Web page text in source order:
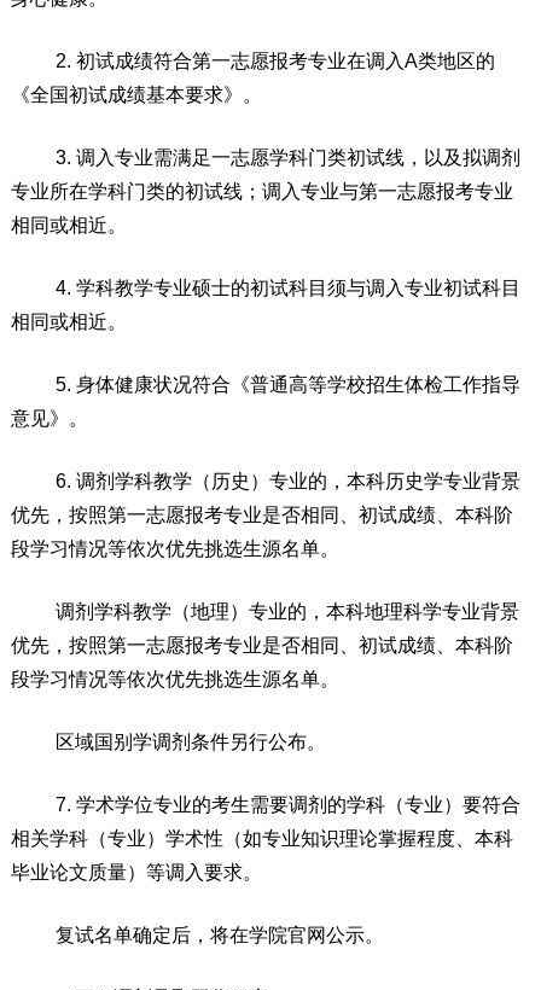
2. 初试成绩符合第一志愿报考专业在调 入A类地区的
《全国初试成绩基本要求》。
3. 调入专业需满足一志愿学科门类初试线，以及拟调剂
专业所在学科门类的初试线；调入专业与第一志愿报考专业
相同或相近。
4. 学科教学专业硕士的初试科目须与调入专业初试科目
相同或相近。
5. 身体健康状况符合《普通高等学校招生体检工作指导
意见》。
6. 调剂学科教学（历史）专业的，本科历史学专业背景
优先，按照第一志愿报考专业是否相同、初试成绩、本科阶
段学习情况等依次优先挑选生源名单。
调剂学科教学（地理）专业的，本科地理科学专业背景
优先，按照第一志愿报考专业是否相同、初试成绩、本科阶
段学习情况等依次优先挑选生源名单。
区域国别学调剂条件另行公布。
7. 学术学位专业的考生需要调剂的学科（专业）要符合
相关学科（专业）学术性（如专业知识理论掌握程度、本科
毕业论文质量）等调入要求。
复试名单确定后，将在学院官网公示。